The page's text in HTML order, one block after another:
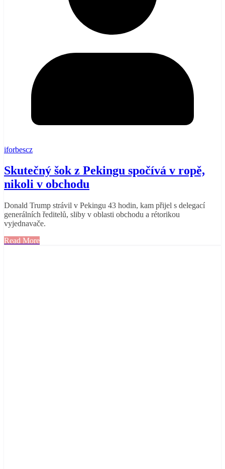
iforbescz
Skutečný šok z Pekingu spočívá v ropě,
nikoli v obchodu
Donald Trump strávil v Pekingu 43 hodin, kam přijel s delegací
generálních ředitelů, sliby v oblasti obchodu a rétorikou
vyjednavače.
Read More